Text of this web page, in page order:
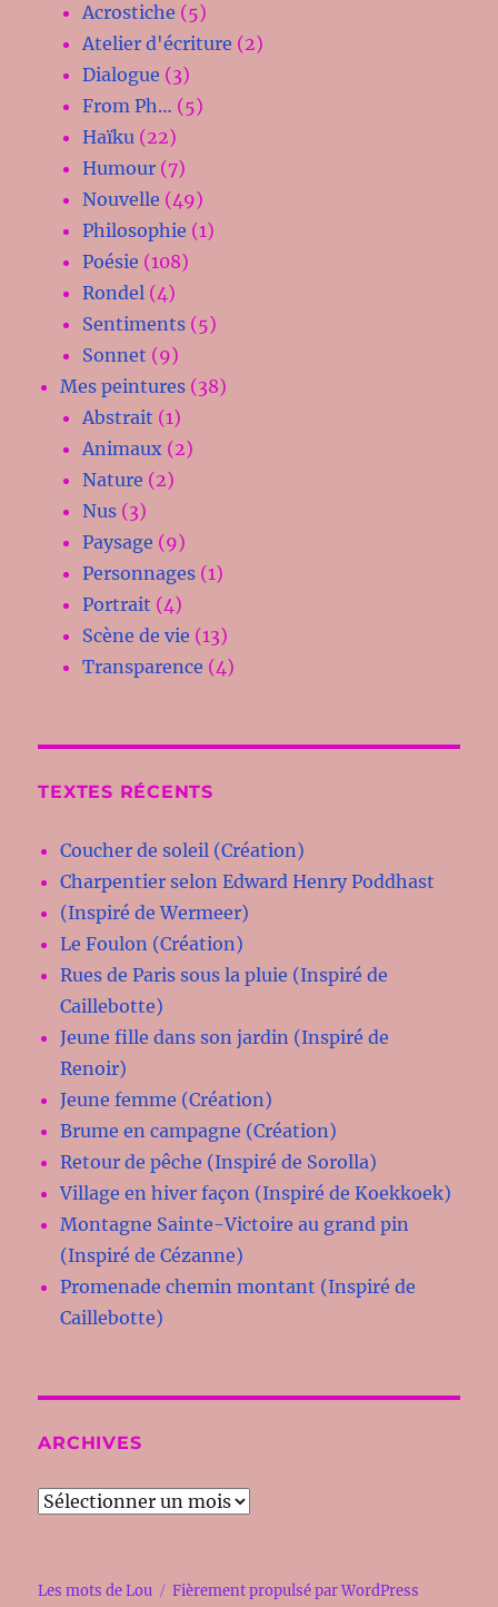
Acrostiche (5)
Atelier d'écriture (2)
Dialogue (3)
From Ph… (5)
Haïku (22)
Humour (7)
Nouvelle (49)
Philosophie (1)
Poésie (108)
Rondel (4)
Sentiments (5)
Sonnet (9)
Mes peintures (38)
Abstrait (1)
Animaux (2)
Nature (2)
Nus (3)
Paysage (9)
Personnages (1)
Portrait (4)
Scène de vie (13)
Transparence (4)
TEXTES RÉCENTS
Coucher de soleil (Création)
Charpentier selon Edward Henry Poddhast
(Inspiré de Wermeer)
Le Foulon (Création)
Rues de Paris sous la pluie (Inspiré de
Caillebotte)
Jeune fille dans son jardin (Inspiré de
Renoir)
Jeune femme (Création)
Brume en campagne (Création)
Retour de pêche (Inspiré de Sorolla)
Village en hiver façon (Inspiré de Koekkoek)
Montagne Sainte-Victoire au grand pin
(Inspiré de Cézanne)
Promenade chemin montant (Inspiré de
Caillebotte)
ARCHIVES
Archives
Les mots de Lou Fièrement propulsé par WordPress